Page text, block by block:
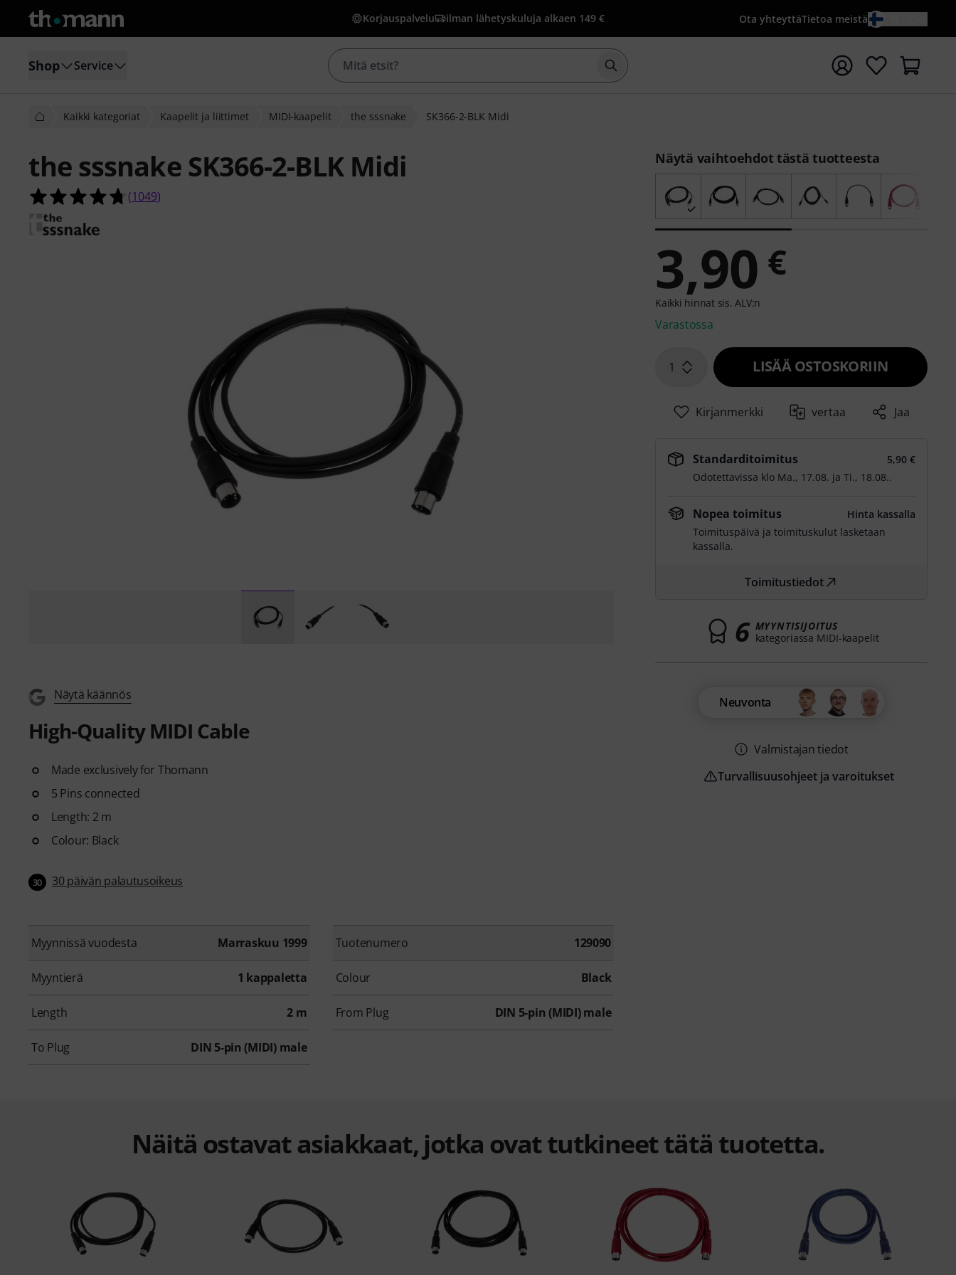
Korjauspalvelu ilman lähetyskuluja alkaen 149 € Ota yhteyttäTietoa meistä
Shop Service Aloita haku hakusanalla {searchTerm}
Kaikki kategoriat Kaapelit ja liittimet MIDI-kaapelit the sssnake SK366-2-BLK Midi
the sssnake SK366-2-BLK Midi
4.7 tähteä viidestä yhteensä 1049 asiakasarvostelusta
(1049)
Näytä käännös
High-Quality MIDI Cable
Made exclusively for Thomann
5 Pins connected
Length: 2 m
Colour: Black
30 30 päivän palautusoikeus
Myynnissä vuodesta Marraskuu 1999 Tuotenumero 129090
Myyntierä 1 kappaletta Colour Black
Length 2 m From Plug DIN 5-pin (MIDI) male
To Plug DIN 5-pin (MIDI) male
Näytä vaihtoehdot tästä tuotteesta
3,90 €
Kaikki hinnat sis. ALV:n
Varastossa
1 LISÄÄ OSTOSKORIIN
Kirjanmerkki vertaa Jaa
Standarditoimitus
5,90 €
Odotettavissa klo Ma., 17.08. jaTi., 18.08..
Nopea toimitus
Hinta kassalla
Toimituspäivä ja toimituskulut lasketaan
kassalla.
Toimitustiedot
6 MYYNTISIJOITUS
kategoriassa MIDI-kaapelit
Neuvonta
Valmistajan tiedot
Turvallisuusohjeet ja varoitukset
Näitä ostavat asiakkaat, jotka ovat tutkineet tätä tuotetta.